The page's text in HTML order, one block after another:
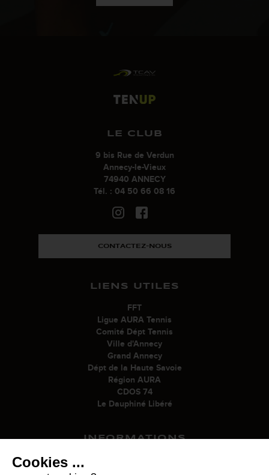
LE CLUB
9 bis Rue de Verdun
Annecy-le-Vieux
74940 ANNECY
Tél. : 04 50 66 08 16
CONTACTEZ-NOUS
LIENS UTILES
FFT
Ligue AURA Tennis
Comité Dépt Tennis
Ville d'Annecy
Grand Annecy
Dépt de la Haute Savoie
Région AURA
CDOS 74
Le Dauphiné Libéré
INFORMATIONS
Politique de confidentialité
Cookies ...